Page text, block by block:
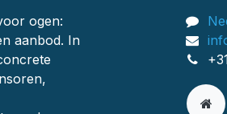
ogen:
aanbod. In